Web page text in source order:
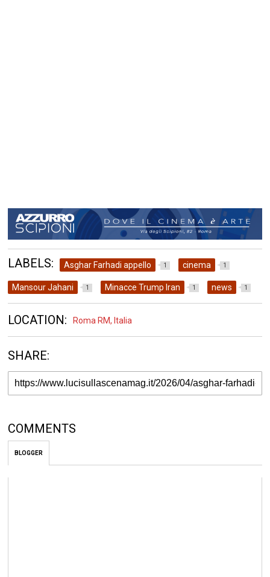
LABELS: Asghar Farhadi appello 1 cinema 1
Mansour Jahani 1 Minacce Trump Iran 1 news 1
LOCATION: Roma RM, Italia
SHARE:
COMMENTS
BLOGGER